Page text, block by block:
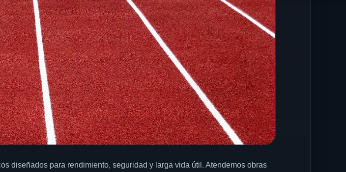
diseñados para rendimiento, seguridad y larga vida útil. Atendemos obras